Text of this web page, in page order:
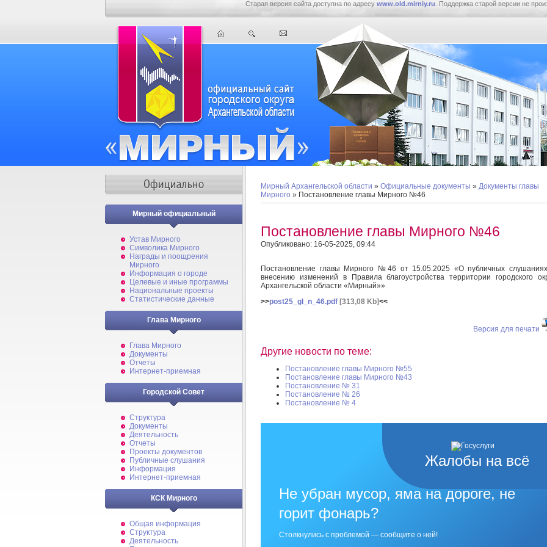
Старая версия сайта доступна по адресу www.old.mirniy.ru . Поддержка старой версии не
Мирный официальный
Устав Мирного
Символика Мирного
Награды и поощрения
Мирного
Информация о городе
Целевые и иные программы
Национальные проекты
Статистические данные
Глава Мирного
Глава Мирного
Документы
Отчеты
Интернет-приемная
Городской Совет
Структура
Документы
Деятельность
Отчеты
Проекты документов
Публичные слушания
Информация
Интернет-приемная
КСК Мирного
Общая информация
Структура
Деятельность
Мирный Архангельской области » Официальные документы » Документы главы
Мирного » Постановление главы Мирного №46
Постановление главы Мирного №46
Опубликовано: 16-05-2025, 09:44
Постановление главы Мирного №46 от 15.05.2025 «О публичных
внесению изменений в Правила благоустройства территории городского
Архангельской области «Мирный»»
>>post25_gl_n_46.pdf [313,08 Kb]<<
Версия для печати
Другие новости по теме:
Постановление главы Мирного №55
Постановление главы Мирного №43
Постановление № 31
Постановление № 26
Постановление № 4
Жалобы на всё
Не убран мусор, яма на дороге, не
горит фонарь?
Столкнулись с проблемой — сообщите о ней!